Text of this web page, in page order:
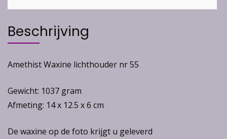
Beschrijving
Amethist Waxine lichthouder nr 55
Gewicht: 1037 gram
Afmeting: 14 x 12.5 x 6 cm
De waxine op de foto krijgt u geleverd